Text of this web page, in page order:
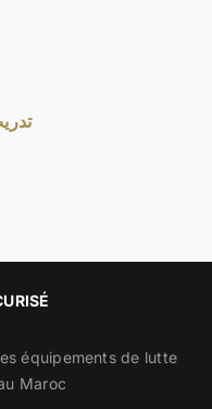
équipements de lutte
Maroc